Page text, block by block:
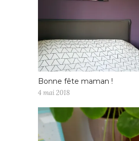
Bonne fête maman !
4 mai 2018